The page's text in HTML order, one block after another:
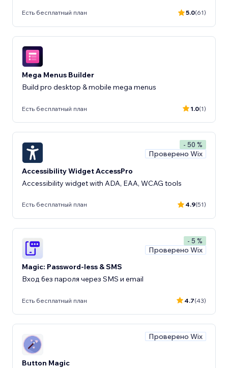
Есть бесплатный план 5.0(61)
Mega Menus Builder
Build pro desktop & mobile mega menus
Есть бесплатный план 1.0(1)
- 50 %
Проверено Wix
Accessibility Widget AccessPro
Accessibility widget with ADA, EAA, WCAG tools
Есть бесплатный план 4.9(51)
- 5 %
Проверено Wix
Magic: Password-less & SMS
Вход без пароля через SMS и email
Есть бесплатный план 4.7(43)
Проверено Wix
Button Magic